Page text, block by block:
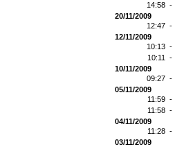
14:58 -
20/11/2009
12:47 -
12/11/2009
10:13 -
10:11 -
10/11/2009
09:27 -
05/11/2009
11:59 -
11:58 -
04/11/2009
11:28 -
03/11/2009